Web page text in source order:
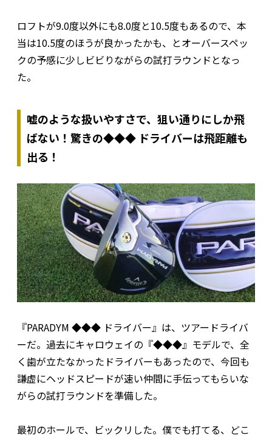
ロフトが9.0度以外にも8.0度と10.5度もあるので、本
当は10.5度のほうが良かったかも、とオーバースペッ
クの予感に少しビビりながらの試打ラウンドとなっ
た。
嘘のような扱いやすさで、狙い通りにしか飛
ばない！驚きの◆◆◆ ドライバーは飛距離も
出る！
『PARADYM ◆◆◆ ドライバー』は、ツアードライバ
ーだ。過去にキャロウェイの『◆◆◆』モデルで、全
く歯が立たなかったドライバーもあったので、今回も
謙虚にヘッドスピードが速い仲間に手伝ってもらいな
がらの試打ラウンドを準備した。
最初のホールで、ビックリした。僕でも打てる、どこ